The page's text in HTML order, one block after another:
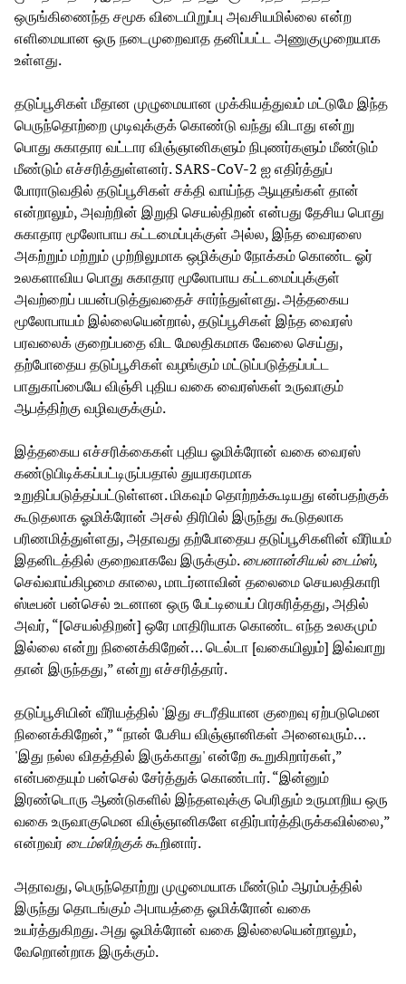
ஒருங்கிணைந்த சமூக விடையிறுப்பு அவசியமில்லை என்ற
எளிமையான ஒரு நடைமுறைவாத தனிப்பட்ட அணுகுமுறையாக
உள்ளது.
தடுப்பூசிகள் மீதான முழுமையான முக்கியத்துவம் மட்டுமே இந்த
பெருந்தொற்றை முடிவுக்குக் கொண்டு வந்து விடாது என்று
பொது சுகாதார வட்டார விஞ்ஞானிகளும் நிபுணர்களும் மீண்டும்
மீண்டும் எச்சரித்துள்ளனர். SARS-CoV-2 ஐ எதிர்த்துப்
போராடுவதில் தடுப்பூசிகள் சக்தி வாய்ந்த ஆயுதங்கள் தான்
என்றாலும், அவற்றின் இறுதி செயல்திறன் என்பது தேசிய பொது
சுகாதார மூலோபாய கட்டமைப்புக்குள் அல்ல, இந்த வைரஸை
அகற்றும் மற்றும் முற்றிலுமாக ஒழிக்கும் நோக்கம் கொண்ட ஓர்
உலகளாவிய பொது சுகாதார மூலோபாய கட்டமைப்புக்குள்
அவற்றைப் பயன்படுத்துவதைச் சார்ந்துள்ளது. அத்தகைய
மூலோபாயம் இல்லையென்றால், தடுப்பூசிகள் இந்த வைரஸ்
பரவலைக் குறைப்பதை விட மேலதிகமாக வேலை செய்து,
தற்போதைய தடுப்பூசிகள் வழங்கும் மட்டுப்படுத்தப்பட்ட
பாதுகாப்பையே விஞ்சி புதிய வகை வைரஸ்கள் உருவாகும்
ஆபத்திற்கு வழிவகுக்கும்.
இத்தகைய எச்சரிக்கைகள் புதிய ஓமிக்ரோன் வகை வைரஸ்
கண்டுபிடிக்கப்பட்டிருப்பதால் துயரகரமாக
உறுதிப்படுத்தப்பட்டுள்ளன. மிகவும் தொற்றக்கூடியது என்பதற்குக்
கூடுதலாக ஓமிக்ரோன் அசல் திரிபில் இருந்து கூடுதலாக
பரிணமித்துள்ளது, அதாவது தற்போதைய தடுப்பூசிகளின் வீரியம்
இதனிடத்தில் குறைவாகவே இருக்கும்.பைனான்சியல் டைம்ஸ்,
செவ்வாய்கிழமை காலை, மாடர்னாவின் தலைமை செயலதிகாரி
ஸ்டீபன் பன்செல் உடனான ஒரு பேட்டியைப் பிரசுரித்தது, அதில்
அவர், “[செயல்திறன்] ஒரே மாதிரியாக கொண்ட எந்த உலகமும்
இல்லை என்று நினைக்கிறேன்… டெல்டா [வகையிலும்] இவ்வாறு
தான் இருந்தது,” என்று எச்சரித்தார்.
தடுப்பூசியின் வீரியத்தில் 'இது சடரீதியான குறைவு ஏற்படுமென
நினைக்கிறேன்,” “நான் பேசிய விஞ்ஞானிகள் அனைவரும்…
'இது நல்ல விதத்தில் இருக்காது' என்றே கூறுகிறார்கள்,”
என்பதையும் பன்செல் சேர்த்துக் கொண்டார். “இன்னும்
இரண்டொரு ஆண்டுகளில் இந்தளவுக்கு பெரிதும் உருமாறிய ஒரு
வகை உருவாகுமென விஞ்ஞானிகளே எதிர்பார்த்திருக்கவில்லை,”
என்றவர்டைம்ஸிற்குக்கூறினார்.
அதாவது, பெருந்தொற்று முழுமையாக மீண்டும் ஆரம்பத்தில்
இருந்து தொடங்கும் அபாயத்தை ஓமிக்ரோன் வகை
உயர்த்துகிறது. அது ஓமிக்ரோன் வகை இல்லையென்றாலும்,
வேறொன்றாக இருக்கும்.